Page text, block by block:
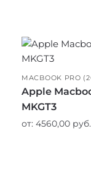
MACBOOK PRO
Apple
MKGT3
от: 4560,00 руб.